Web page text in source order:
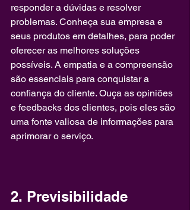
responder a dúvidas e resolver
problemas. Conheça sua empresa e
seus produtos em detalhes, para poder
oferecer as melhores soluções
possíveis. A empatia e a compreensão
são essenciais para conquistar a
confiança do cliente. Ouça as opiniões
e feedbacks dos clientes, pois eles são
uma fonte valiosa de informações para
aprimorar o serviço.
2. Previsibilidade